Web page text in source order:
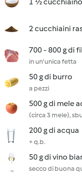
2 cucchiaini
700 - 800 g di
in un'unica fetta
50 g di burro
a pezzi
500 g di mele
(circa 3 mele),
200 g di acqua
+ q.b.
50 g di vino
secco di buona